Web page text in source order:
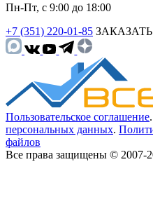
Пн-Пт, с 9:00 до 18:00
+7 (351) 220-01-85
Пользовательское соглашение.
персональных данных.
файлов
Все права защищены ©